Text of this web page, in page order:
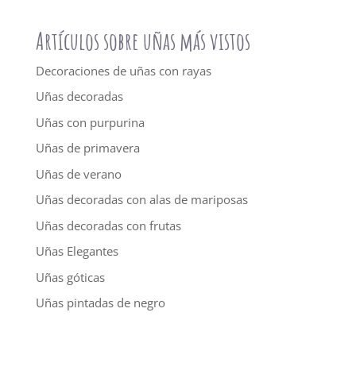
Artículos sobre uñas más vistos
Decoraciones de uñas con rayas
Uñas decoradas
Uñas con purpurina
Uñas de primavera
Uñas de verano
Uñas decoradas con alas de mariposas
Uñas decoradas con frutas
Uñas Elegantes
Uñas góticas
Uñas pintadas de negro